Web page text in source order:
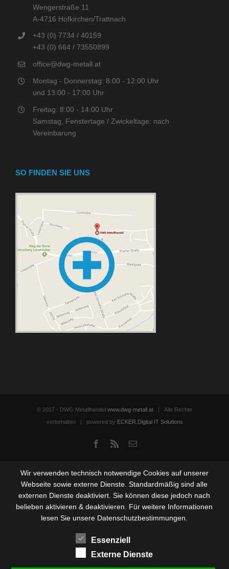
Wengerstraße 11
A-4716 Hofkirchen/Trattnach
+43 (0) 7734 / 40159
+43 (0) 664 / 73550899
office@dwg-metall.at
Montag - Donnerstag: 8:00 - 12:00 Uhr
und 13:00 - 17:00 Uhr
Freitag: 8:00 - 14:00 Uhr
Samstag, Fenstertage / Zwickeltage: nach
Vereinbarung
SO FINDEN SIE UNS
© 2017 - DWG Metallhandel www.dwg-metall.at | Alle Rechte
vorbehalten | powered by ECKER.Digital IT Solutions
Facebook
Rss Email
Wir verwenden technisch notwendige Cookies auf unserer
Webseite sowie externe Dienste. Standardmäßig sind alle
externen Dienste deaktiviert. Sie können diese jedoch nach
belieben aktivieren & deaktivieren. Für weitere Informationen
lesen Sie unsere Datenschutzbestimmungen.
Essenziell
Externe Dienste